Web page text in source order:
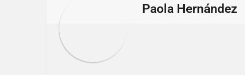
Paola Hernández